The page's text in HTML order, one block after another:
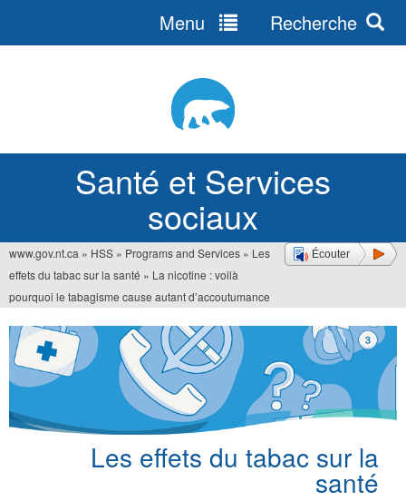
Santé et Services
sociaux
Menu Recherche
Écouter
Vous
êtes
ici
www.gov.nt.ca » HSS » Programs and Services » Les
effets du tabac sur la santé » La nicotine : voilà
pourquoi le tabagisme cause autant d’accoutumance
Les effets du tabac sur la
santé